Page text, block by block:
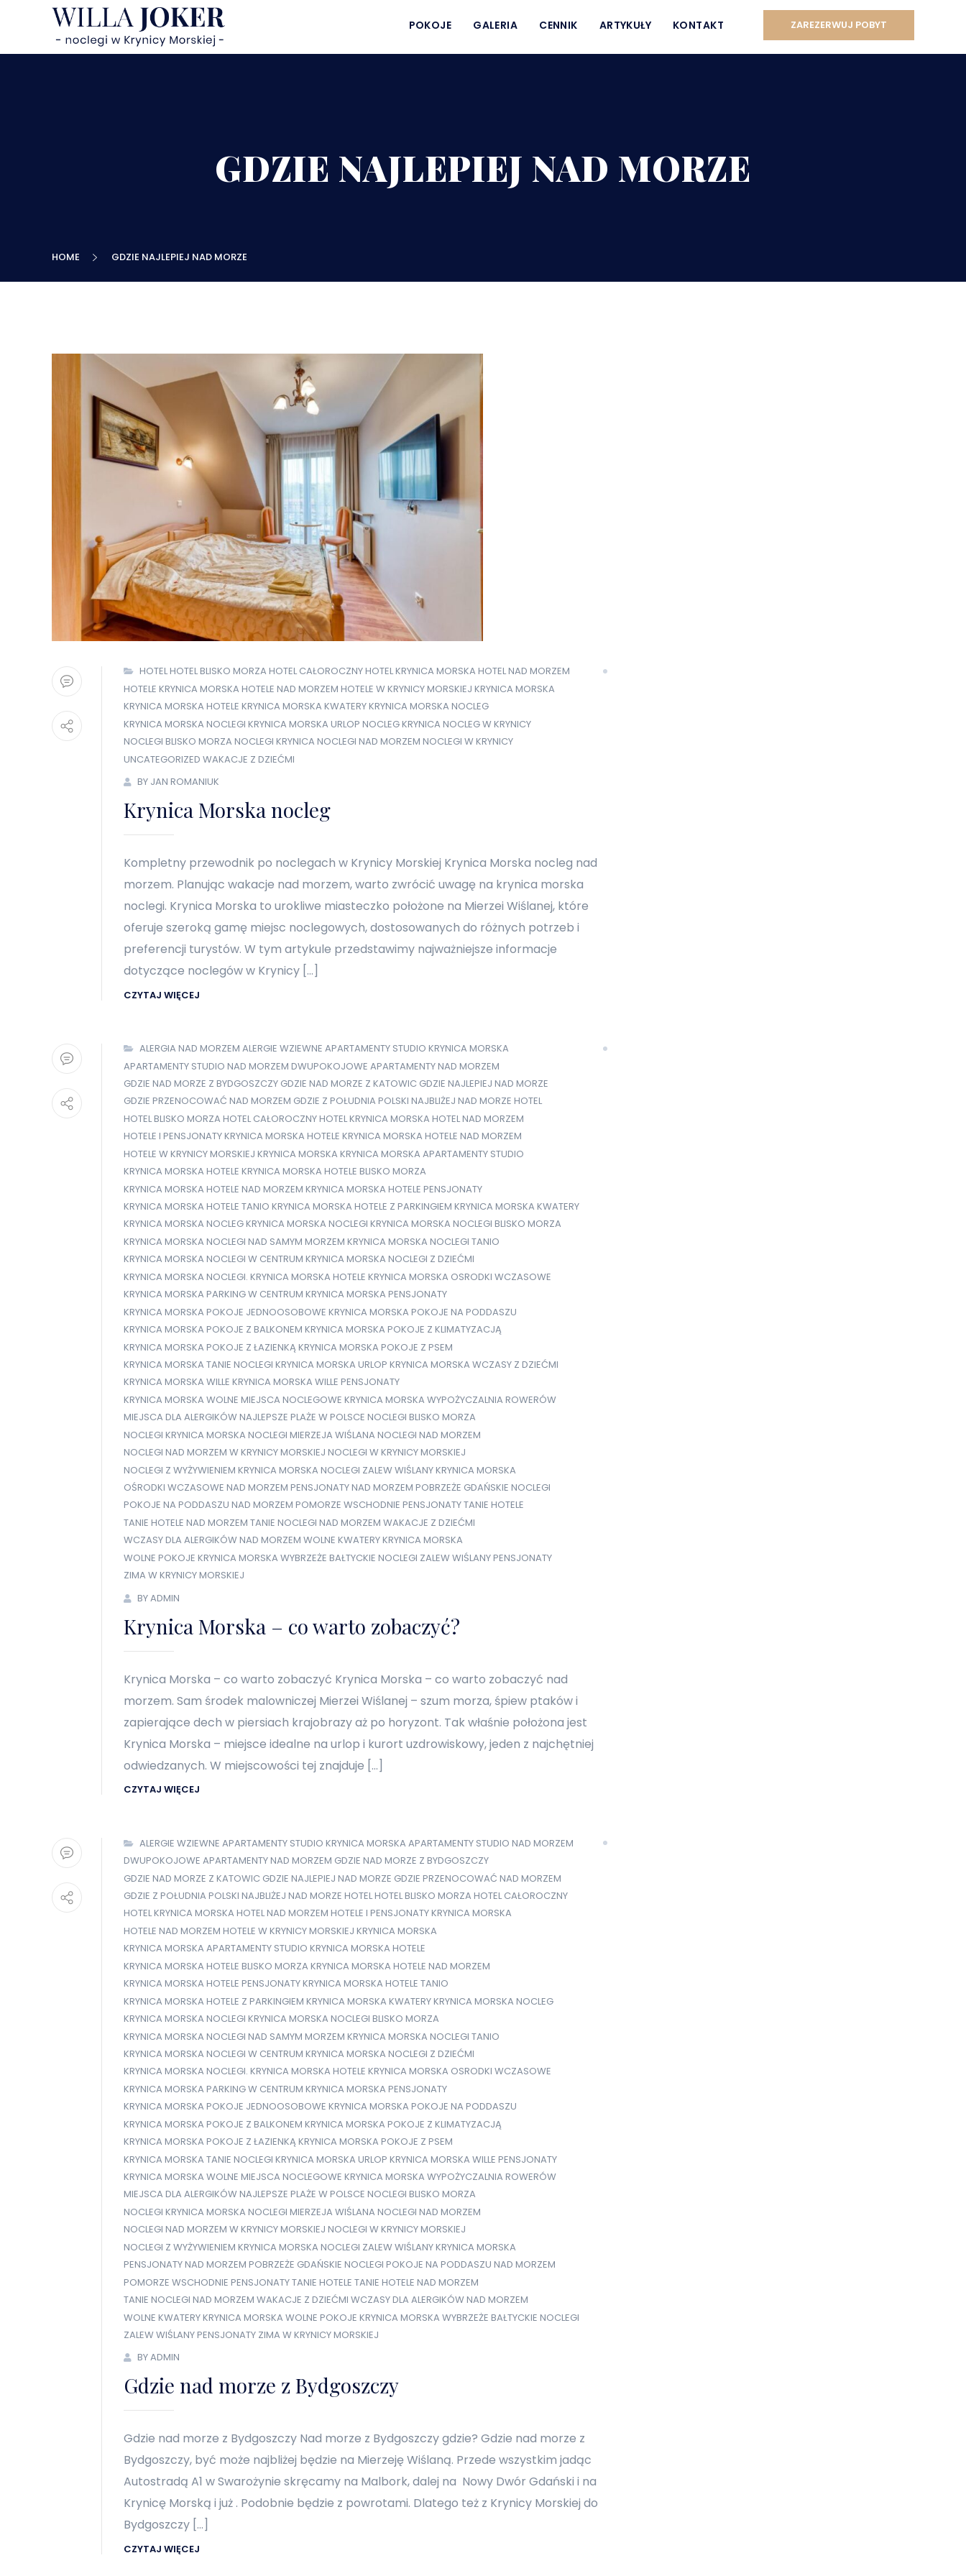
POKOJE GALERIA CENNIK ARTYKUŁY KONTAKT ZAREZERWUJ POBYT
GDZIE NAJLEPIEJ NAD MORZE
HOME GDZIE NAJLEPIEJ NAD MORZE
HOTELHOTEL BLISKO MORZA HOTEL CAŁOROCZNYHOTEL KRYNICA MORSKA HOTEL NAD MORZEM
HOTELE KRYNICA MORSKA HOTELE NAD MORZEM HOTELE W KRYNICY MORSKIEJ KRYNICA MORSKA
KRYNICA MORSKA HOTELE KRYNICA MORSKA KWATERYKRYNICA MORSKA NOCLEG
KRYNICA MORSKA NOCLEGI KRYNICA MORSKA URLOP NOCLEG KRYNICA NOCLEG W KRYNICY
NOCLEGI BLISKO MORZA NOCLEGI KRYNICA NOCLEGI NAD MORZEM NOCLEGI W KRYNICY
UNCATEGORIZED WAKACJE Z DZIEĆMI
BY JAN ROMANIUK
Krynica Morska nocleg
Kompletny przewodnik po noclegach w Krynicy Morskiej Krynica Morska nocleg nad
morzem. Planując wakacje nad morzem, warto zwrócić uwagę na krynica morska
noclegi. Krynica Morska to urokliwe miasteczko położone na Mierzei Wiślanej, które
oferuje szeroką gamę miejsc noclegowych, dostosowanych do różnych potrzeb i
preferencji turystów. W tym artykule przedstawimy najważniejsze informacje
dotyczące noclegów w Krynicy […]
CZYTAJ WIĘCEJ
ALERGIA NAD MORZEM ALERGIE WZIEWNE APARTAMENTY STUDIO KRYNICA MORSKA
APARTAMENTY STUDIO NAD MORZEM DWUPOKOJOWE APARTAMENTY NAD MORZEM
GDZIE NAD MORZE Z BYDGOSZCZY GDZIE NAD MORZE Z KATOWIC GDZIE NAJLEPIEJ NAD MORZE
GDZIE PRZENOCOWAĆ NAD MORZEM GDZIE Z POŁUDNIA POLSKI NAJBLIŻEJ NAD MORZE HOTEL
HOTEL BLISKO MORZA HOTEL CAŁOROCZNYHOTEL KRYNICA MORSKA HOTEL NAD MORZEM
HOTELE I PENSJONATY KRYNICA MORSKA HOTELE KRYNICA MORSKA HOTELE NAD MORZEM
HOTELE W KRYNICY MORSKIEJ KRYNICA MORSKA KRYNICA MORSKA APARTAMENTY STUDIO
KRYNICA MORSKA HOTELE KRYNICA MORSKA HOTELE BLISKO MORZA
KRYNICA MORSKA HOTELE NAD MORZEM KRYNICA MORSKA HOTELE PENSJONATY
KRYNICA MORSKA HOTELE TANIO KRYNICA MORSKA HOTELE Z PARKINGIEM KRYNICA MORSKA KWATERY
KRYNICA MORSKA NOCLEGKRYNICA MORSKA NOCLEGI KRYNICA MORSKA NOCLEGI BLISKO MORZA
KRYNICA MORSKA NOCLEGI NAD SAMYM MORZEM KRYNICA MORSKA NOCLEGI TANIO
KRYNICA MORSKA NOCLEGI W CENTRUM KRYNICA MORSKA NOCLEGI Z DZIEĆMI
KRYNICA MORSKA NOCLEGI. KRYNICA MORSKA HOTELE KRYNICA MORSKA OSRODKI WCZASOWE
KRYNICA MORSKA PARKING W CENTRUM KRYNICA MORSKA PENSJONATY
KRYNICA MORSKA POKOJE JEDNOOSOBOWE KRYNICA MORSKA POKOJE NA PODDASZU
KRYNICA MORSKA POKOJE Z BALKONEM KRYNICA MORSKA POKOJE Z KLIMATYZACJĄ
KRYNICA MORSKA POKOJE Z ŁAZIENKĄ KRYNICA MORSKA POKOJE Z PSEM
KRYNICA MORSKA TANIE NOCLEGI KRYNICA MORSKA URLOP KRYNICA MORSKA WCZASY Z DZIEĆMI
KRYNICA MORSKA WILLE KRYNICA MORSKA WILLE PENSJONATY
KRYNICA MORSKA WOLNE MIEJSCA NOCLEGOWE KRYNICA MORSKA WYPOŻYCZALNIA ROWERÓW
MIEJSCA DLA ALERGIKÓWNAJLEPSZE PLAŻE W POLSCE NOCLEGI BLISKO MORZA
NOCLEGI KRYNICA MORSKA NOCLEGI MIERZEJA WIŚLANA NOCLEGI NAD MORZEM
NOCLEGI NAD MORZEM W KRYNICY MORSKIEJ NOCLEGI W KRYNICY MORSKIEJ
NOCLEGI Z WYŻYWIENIEM KRYNICA MORSKA NOCLEGI ZALEW WIŚLANY KRYNICA MORSKA
OŚRODKI WCZASOWE NAD MORZEM PENSJONATY NAD MORZEM POBRZEŻE GDAŃSKIE NOCLEGI
POKOJE NA PODDASZU NAD MORZEM POMORZE WSCHODNIE PENSJONATYTANIE HOTELE
TANIE HOTELE NAD MORZEM TANIE NOCLEGI NAD MORZEM WAKACJE Z DZIEĆMI
WCZASY DLA ALERGIKÓW NAD MORZEM WOLNE KWATERY KRYNICA MORSKA
WOLNE POKOJE KRYNICA MORSKA WYBRZEŻE BAŁTYCKIE NOCLEGI ZALEW WIŚLANY PENSJONATY
ZIMA W KRYNICY MORSKIEJ
BY ADMIN
Krynica Morska – co warto zobaczyć?
Krynica Morska – co warto zobaczyć Krynica Morska – co warto zobaczyć nad
morzem. Sam środek malowniczej Mierzei Wiślanej – szum morza, śpiew ptaków i
zapierające dech w piersiach krajobrazy aż po horyzont. Tak właśnie położona jest
Krynica Morska – miejsce idealne na urlop i kurort uzdrowiskowy, jeden z najchętniej
odwiedzanych. W miejscowości tej znajduje […]
CZYTAJ WIĘCEJ
ALERGIE WZIEWNE APARTAMENTY STUDIO KRYNICA MORSKA APARTAMENTY STUDIO NAD MORZEM
DWUPOKOJOWE APARTAMENTY NAD MORZEM GDZIE NAD MORZE Z BYDGOSZCZY
GDZIE NAD MORZE Z KATOWIC GDZIE NAJLEPIEJ NAD MORZE GDZIE PRZENOCOWAĆ NAD MORZEM
GDZIE Z POŁUDNIA POLSKI NAJBLIŻEJ NAD MORZE HOTELHOTEL BLISKO MORZA HOTEL CAŁOROCZNY
HOTEL KRYNICA MORSKA HOTEL NAD MORZEM HOTELE I PENSJONATY KRYNICA MORSKA
HOTELE NAD MORZEM HOTELE W KRYNICY MORSKIEJ KRYNICA MORSKA
KRYNICA MORSKA APARTAMENTY STUDIO KRYNICA MORSKA HOTELE
KRYNICA MORSKA HOTELE BLISKO MORZA KRYNICA MORSKA HOTELE NAD MORZEM
KRYNICA MORSKA HOTELE PENSJONATYKRYNICA MORSKA HOTELE TANIO
KRYNICA MORSKA HOTELE Z PARKINGIEM KRYNICA MORSKA KWATERYKRYNICA MORSKA NOCLEG
KRYNICA MORSKA NOCLEGI KRYNICA MORSKA NOCLEGI BLISKO MORZA
KRYNICA MORSKA NOCLEGI NAD SAMYM MORZEM KRYNICA MORSKA NOCLEGI TANIO
KRYNICA MORSKA NOCLEGI W CENTRUM KRYNICA MORSKA NOCLEGI Z DZIEĆMI
KRYNICA MORSKA NOCLEGI. KRYNICA MORSKA HOTELE KRYNICA MORSKA OSRODKI WCZASOWE
KRYNICA MORSKA PARKING W CENTRUM KRYNICA MORSKA PENSJONATY
KRYNICA MORSKA POKOJE JEDNOOSOBOWE KRYNICA MORSKA POKOJE NA PODDASZU
KRYNICA MORSKA POKOJE Z BALKONEM KRYNICA MORSKA POKOJE Z KLIMATYZACJĄ
KRYNICA MORSKA POKOJE Z ŁAZIENKĄ KRYNICA MORSKA POKOJE Z PSEM
KRYNICA MORSKA TANIE NOCLEGI KRYNICA MORSKA URLOP KRYNICA MORSKA WILLE PENSJONATY
KRYNICA MORSKA WOLNE MIEJSCA NOCLEGOWE KRYNICA MORSKA WYPOŻYCZALNIA ROWERÓW
MIEJSCA DLA ALERGIKÓWNAJLEPSZE PLAŻE W POLSCE NOCLEGI BLISKO MORZA
NOCLEGI KRYNICA MORSKA NOCLEGI MIERZEJA WIŚLANA NOCLEGI NAD MORZEM
NOCLEGI NAD MORZEM W KRYNICY MORSKIEJ NOCLEGI W KRYNICY MORSKIEJ
NOCLEGI Z WYŻYWIENIEM KRYNICA MORSKA NOCLEGI ZALEW WIŚLANY KRYNICA MORSKA
PENSJONATY NAD MORZEM POBRZEŻE GDAŃSKIE NOCLEGI POKOJE NA PODDASZU NAD MORZEM
POMORZE WSCHODNIE PENSJONATYTANIE HOTELE TANIE HOTELE NAD MORZEM
TANIE NOCLEGI NAD MORZEM WAKACJE Z DZIEĆMI WCZASY DLA ALERGIKÓW NAD MORZEM
WOLNE KWATERY KRYNICA MORSKA WOLNE POKOJE KRYNICA MORSKA WYBRZEŻE BAŁTYCKIE NOCLEGI
ZALEW WIŚLANY PENSJONATY ZIMA W KRYNICY MORSKIEJ
BY ADMIN
Gdzie nad morze z Bydgoszczy
Gdzie nad morze z Bydgoszczy Nad morze z Bydgoszczy gdzie? Gdzie nad morze z
Bydgoszczy, być może najbliżej będzie na Mierzeję Wiślaną. Przede wszystkim jadąc
Autostradą A1 w Swarożynie skręcamy na Malbork, dalej na Nowy Dwór Gdański i na
Krynicę Morską i już . Podobnie będzie z powrotami. Dlatego też z Krynicy Morskiej do
Bydgoszczy […]
CZYTAJ WIĘCEJ